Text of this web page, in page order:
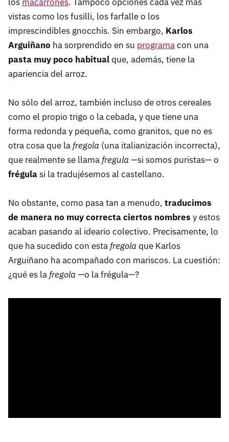
vistas como los fusilli, los farfalle o los
imprescindibles gnocchis. Sin embargo, Karlos
Arguiñano ha sorprendido en su programacon una
pasta muy poco habitualque, además, tiene la
apariencia del arroz.
No sólo del arroz, también incluso de otros cereales
como el propio trigo o la cebada, y que tiene una
forma redonda y pequeña, como granitos, que no es
otra cosa que la fregola (una italianización incorrecta),
que realmente se llama fregula —si somos puristas— o
frégulasi la tradujésemos al castellano.
No obstante, como pasa tan a menudo, traducimos
de manera no muy correcta ciertos nombres y estos
acaban pasando al ideario colectivo. Precisamente, lo
que ha sucedido con esta fregola que Karlos
Arguiñano ha acompañado con mariscos. La cuestión:
¿qué es la fregola —o la frégula—?